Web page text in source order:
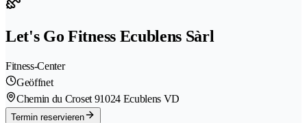
Let's Go Fitness Ecublens Sàrl
Fitness-Center
Geöffnet
Chemin du Croset 91024 Ecublens VD
Termin reservieren